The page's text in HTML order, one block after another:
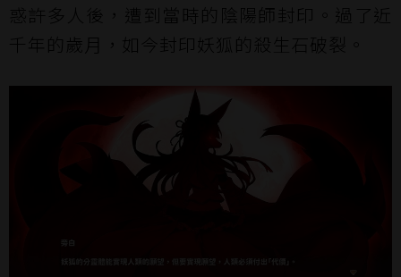
惑許多人後，遭到當時的陰陽師封印。過了近
千年的歲月，如今封印妖狐的殺生石破裂。